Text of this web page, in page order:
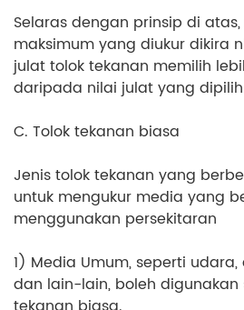
Selaras dengan prinsip di
maksimum yang diukur dikira
julat tolok tekanan memilih
daripada nilai julat yang
C. Tolok tekanan biasa
Jenis tolok tekanan yang
untuk mengukur media yang
menggunakan persekitaran
1) Media Umum, seperti udara,
dan lain-lain, boleh